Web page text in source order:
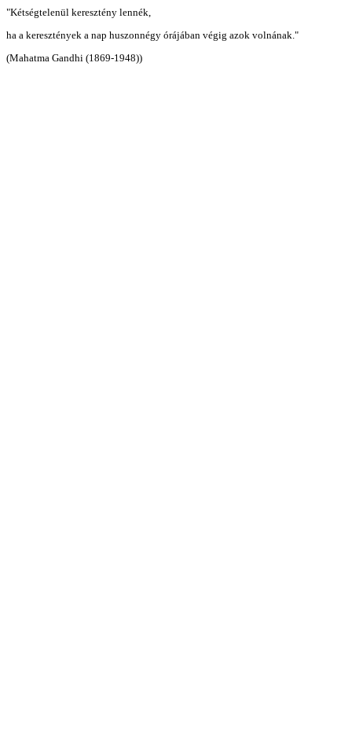
"Kétségtelenül keresztény lennék,
ha a keresztények a nap huszonnégy órájában végig azok volnának."
(Mahatma Gandhi (1869-1948))